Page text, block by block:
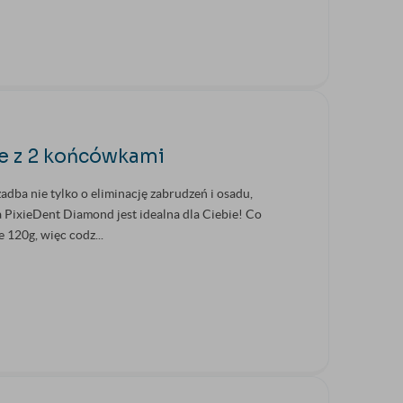
z 2 końcówkami
nie tylko o eliminację zabrudzeń i osadu,
PixieDent Diamond jest idealna dla Ciebie! Co
więc codz...